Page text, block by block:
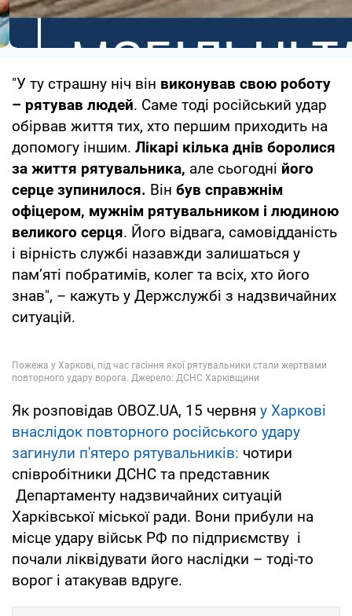
"У ту страшну ніч він виконував свою роботу
– рятував людей. Саме тоді російський удар
обірвав життя тих, хто першим приходить на
допомогу іншим. Лікарі кілька днів боролися
за життя рятувальника, але сьогодні його
серце зупинилося. Він був справжнім
офіцером, мужнім рятувальником і людиною
великого серця. Його відвага, самовідданість
і вірність службі назавжди залишаться у
пам’яті побратимів, колег та всіх, хто його
знав", – кажуть у Держслужбі з надзвичайних
ситуацій.
Як розповідав OBOZ.UA, 15 червня у Харкові
внаслідок повторного російського удару
загинули п'ятеро рятувальників: чотири
співробітники ДСНС та представник
Департаменту надзвичайних ситуацій
Харківської міської ради. Вони прибули на
місце удару військ РФ по підприємству і
почали ліквідувати його наслідки – тоді-то
ворог і атакував вдруге.